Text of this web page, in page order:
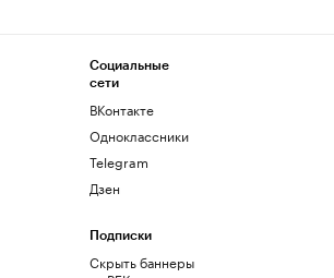
Социальные
сети
ВКонтакте
Одноклассники
Telegram
Дзен
Подписки
Скрыть баннеры